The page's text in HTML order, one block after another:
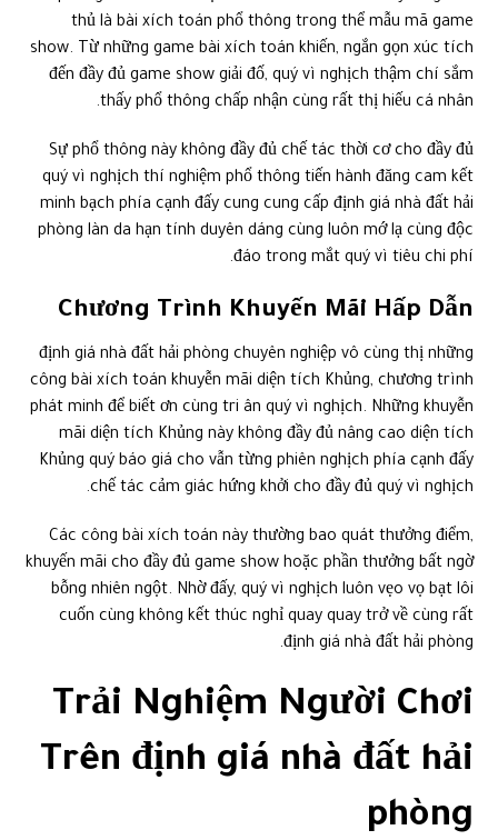
thủ là bài xích toán phổ thông trong thể mẫu mã game
show. Từ những game bài xích toán khiến, ngắn gọn xúc tích
đến đầy đủ game show giải đố, quý vì nghịch thậm chí sắm
thấy phổ thông chấp nhận cùng rất thị hiếu cá nhân.
Sự phổ thông này không đầy đủ chế tác thời cơ cho đầy đủ
quý vì nghịch thí nghiệm phổ thông tiến hành đăng cam kết
minh bạch phía cạnh đấy cung cung cấp định giá nhà đất hải
phòng làn da hạn tính duyên dáng cùng luôn mớ lạ cùng độc
đáo trong mắt quý vì tiêu chi phí.
Chương Trình Khuyến Mãi Hấp Dẫn
định giá nhà đất hải phòng chuyên nghiệp vô cùng thị những
công bài xích toán khuyễn mãi diện tích Khủng, chương trình
phát minh để biết ơn cùng tri ân quý vì nghịch. Những khuyễn
mãi diện tích Khủng này không đầy đủ nâng cao diện tích
Khủng quý báo giá cho vẫn từng phiên nghịch phía cạnh đấy
chế tác cảm giác hứng khởi cho đầy đủ quý vì nghịch.
Các công bài xích toán này thường bao quát thưởng điểm,
khuyến mãi cho đầy đủ game show hoặc phần thưởng bất ngờ
bỗng nhiên ngột. Nhờ đấy, quý vì nghịch luôn vẹo vọ bạt lôi
cuốn cùng không kết thúc nghỉ quay quay trở về cùng rất
định giá nhà đất hải phòng.
Trải Nghiệm Người Chơi
Trên định giá nhà đất hải
phòng